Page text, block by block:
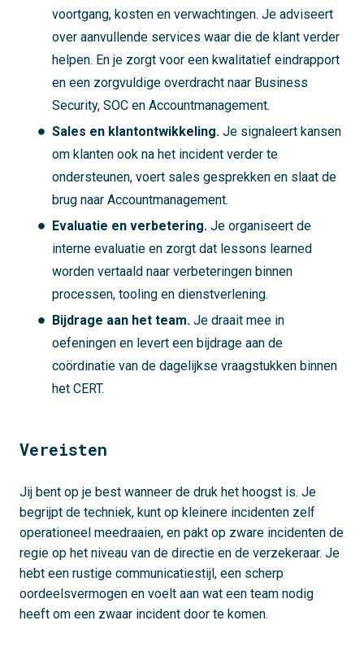
voortgang, kosten en verwachtingen. Je adviseert
over aanvullende services waar die de klant verder
helpen. En je zorgt voor een kwalitatief eindrapport
en een zorgvuldige overdracht naar Business
Security, SOC en Accountmanagement.
Sales en klantontwikkeling. Je signaleert kansen
om klanten ook na het incident verder te
ondersteunen, voert sales gesprekken en slaat de
brug naar Accountmanagement.
Evaluatie en verbetering. Je organiseert de
interne evaluatie en zorgt dat lessons learned
worden vertaald naar verbeteringen binnen
processen, tooling en dienstverlening.
Bijdrage aan het team. Je draait mee in
oefeningen en levert een bijdrage aan de
coördinatie van de dagelijkse vraagstukken binnen
het CERT.
Vereisten
Jij bent op je best wanneer de druk het hoogst is. Je
begrijpt de techniek, kunt op kleinere incidenten zelf
operationeel meedraaien, en pakt op zware incidenten de
regie op het niveau van de directie en de verzekeraar. Je
hebt een rustige communicatiestijl, een scherp
oordeelsvermogen en voelt aan wat een team nodig
heeft om een zwaar incident door te komen.